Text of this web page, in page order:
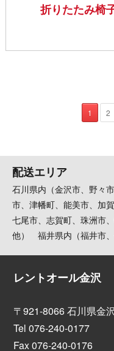
折りたたみ椅
1 2
配送エリア
石川県内（金沢市、野々
市、津幡町、能美市、加
七尾市、志賀町、珠洲市
他） 福井県内（福井市、
レントオール金沢
〒921-8066 石川県金
Tel 076-240-0177
Fax 076-240-0176